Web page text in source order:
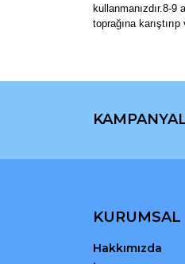
kullanmanızdır.8-
toprağına
Görüş ve
Ürün resmi
KURUMSAL
Hakkımızda